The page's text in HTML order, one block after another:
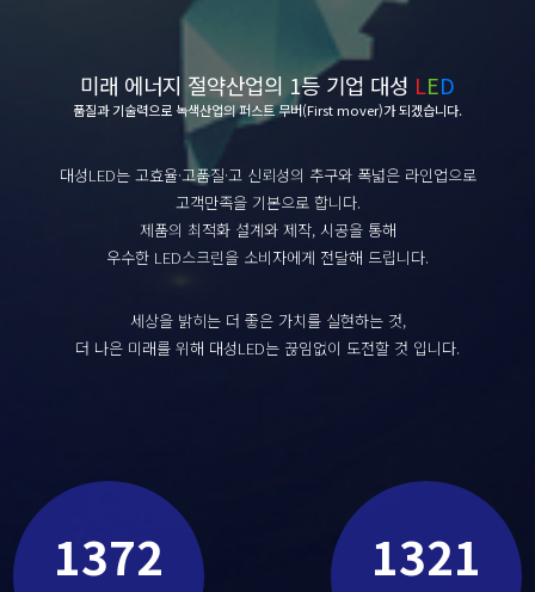
미래 에너지 절약산업의 1등 기업 대성 LED
품질과 기술력으로 녹색산업의 퍼스트 무버(First mover)가 되겠습니다.
대성LED는 고효율·고품질·고 신뢰성의 추구와 폭넓은 라인업으로
고객만족을 기본으로 합니다.
제품의 최적화 설계와 제작, 시공을 통해
우수한 LED스크린을 소비자에게 전달해 드립니다.
세상을 밝히는 더 좋은 가치를 실현하는 것,
더 나은 미래를 위해 대성LED는 끊임없이 도전할 것 입니다.
1372 1321